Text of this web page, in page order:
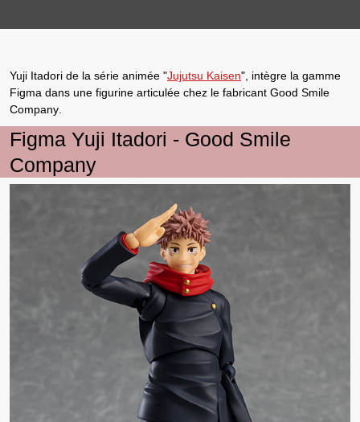
Yuji Itadori de la série animée "Jujutsu Kaisen", intègre la gamme
Figma dans une figurine articulée chez le fabricant Good Smile
Company
Figma Yuji Itadori - Good Smile
Company